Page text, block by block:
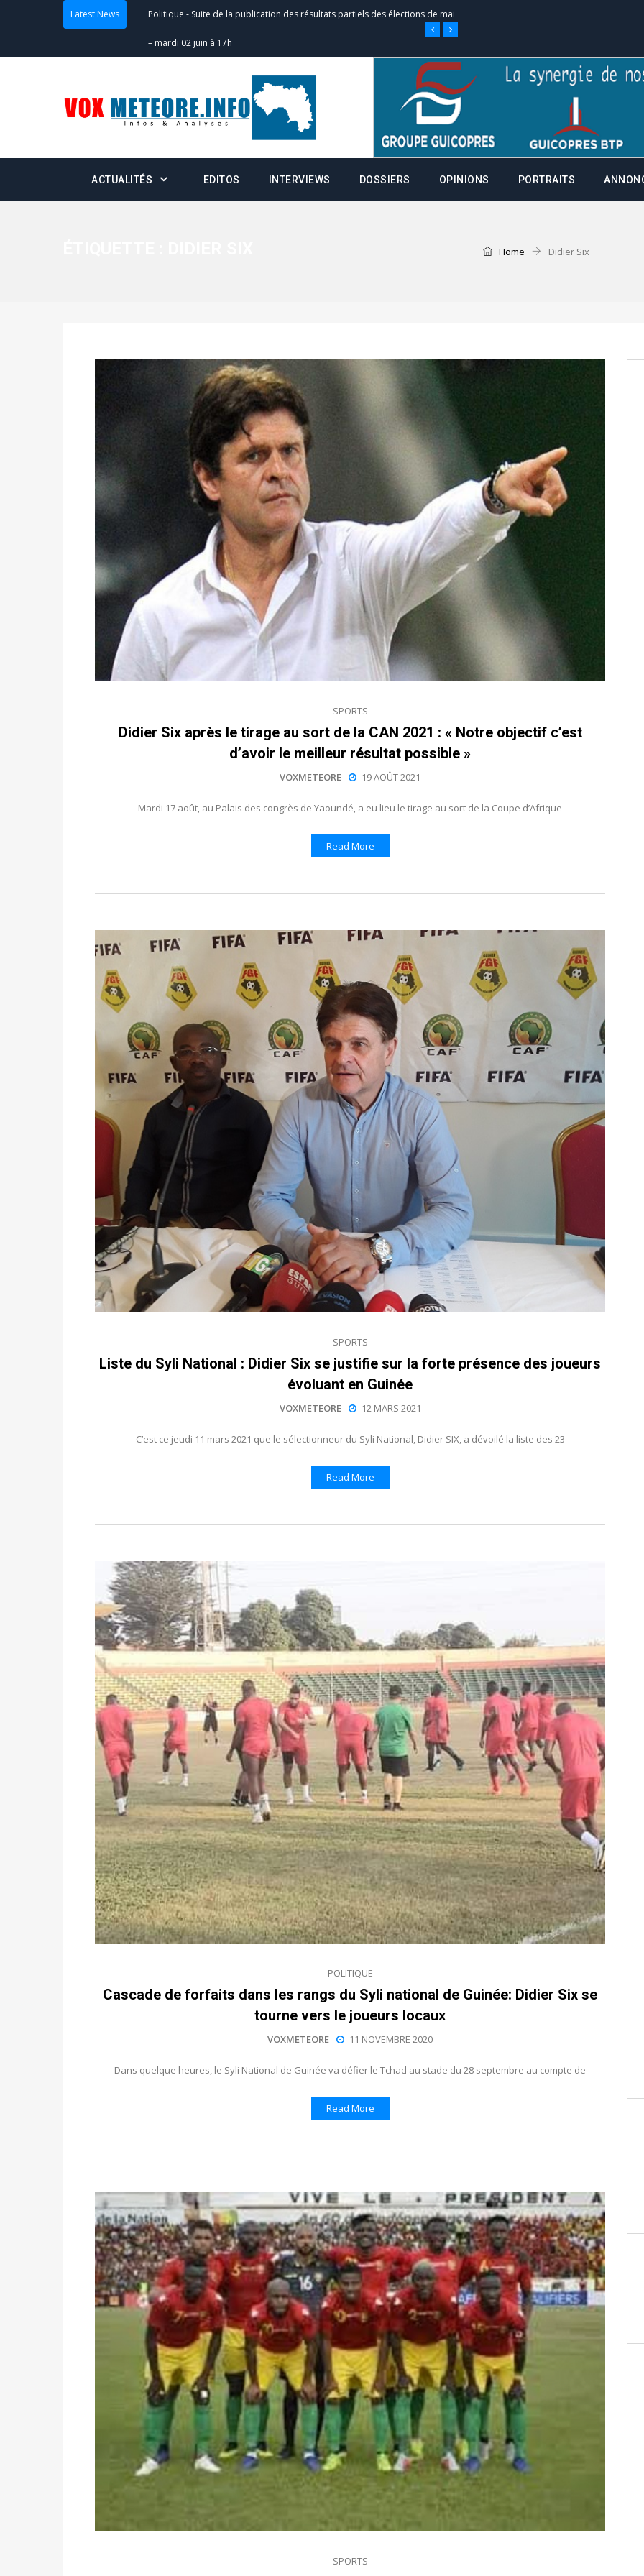
Latest News Politique - Suite de la publication des résultats partiels des élections de mai
– mardi 02 juin à 17h
Scrutins : la DGE active un centre d’appel, joignable au 105, ouvert
24h/24 et 7j/7
Actualités - Double scrutin du 31 mai : fin des campagnes ce jeudi 28 mai à
minuit
Actualités Communiqué relatif à la délivrance de la fiche de procuration
Politique-Double scrutin du 31 mai : retrait des cartes d’électeurs possible
du 16 au 31 mai 2026
Politique -Délégués de bureaux de vote : vos informations à transmettre
avant le 16 mai 2026 à 16h
Proclamation des résultats globaux provisoires et des
statistiques des législatives et communales : ce 4 juin à 18h
Suite de la publication des résultats partiels des élections de mai
ce 03 juin à 14h
ACTUALITÉS EDITOS INTERVIEWS DOSSIERS OPINIONS PORTRAITS
Home Didier Six
SPORTS
Didier Six après le tirage au sort de la CAN 2021 : « Notre objectif c’est
d’avoir le meilleur résultat possible »
VOXMETEORE 19 AOÛT 2021
Mardi 17 août, au Palais des congrès de Yaoundé, a eu lieu le tirage au sort de la Coupe d’Afrique
Read More
SPORTS
Liste du Syli National : Didier Six se justifie sur la forte présence des joueurs
évoluant en Guinée
VOXMETEORE 12 MARS 2021
C’est ce jeudi 11 mars 2021 que le sélectionneur du Syli National, Didier SIX, a dévoilé la liste des 23
Read More
POLITIQUE
Cascade de forfaits dans les rangs du Syli national de Guinée: Didier Six se
tourne vers le joueurs locaux
VOXMETEORE 11 NOVEMBRE 2020
Dans quelque heures, le Syli National de Guinée va défier le Tchad au stade du 28 septembre au compte de
Read More
SPORTS